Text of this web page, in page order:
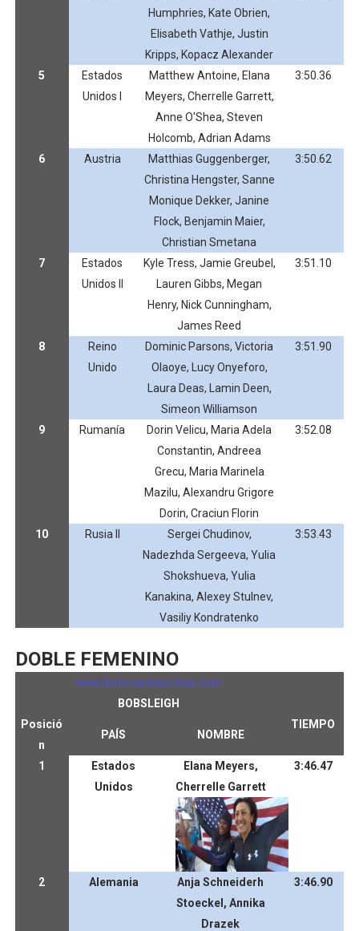
Humphries, Kate Obrien,
Elisabeth Vathje, Justin
Kripps, Kopacz Alexander
5
Estados
Unidos I
Matthew Antoine, Elana
Meyers, Cherrelle Garrett,
Anne O'Shea, Steven
Holcomb, Adrian Adams
3:50.36
6 Austria
Matthias Guggenberger,
Christina Hengster, Sanne
Monique Dekker, Janine
Flock, Benjamin Maier,
Christian Smetana
3:50.62
7
Estados
Unidos II
Kyle Tress, Jamie Greubel,
Lauren Gibbs, Megan
Henry, Nick Cunningham,
James Reed
3:51.10
8
Reino
Unido
Dominic Parsons, Victoria
Olaoye, Lucy Onyeforo,
Laura Deas, Lamin Deen,
Simeon Williamson
3:51.90
9 Rumanía
Dorin Velicu, Maria Adela
Constantin, Andreea
Grecu, Maria Marinela
Mazilu, Alexandru Grigore
Dorin, Craciun Florin
3:52.08
10 Rusia II
Sergei Chudinov,
Nadezhda Sergeeva, Yulia
Shokshueva, Yulia
Kanakina, Alexey Stulnev,
Vasiliy Kondratenko
3:53.43
DOBLE FEMENINO
www.historiadeportiva.com
BOBSLEIGH
Posició
n
PAÍS NOMBRE
TIEMPO
1
Estados
Unidos
Elana Meyers,
Cherrelle Garrett
3:46.47
2 Alemania
Anja Schneiderh
Stoeckel, Annika
Drazek
3:46.90